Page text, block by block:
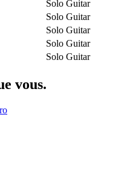
Solo Guitar
Solo Guitar
Solo Guitar
Solo Guitar
Solo Guitar
vous.